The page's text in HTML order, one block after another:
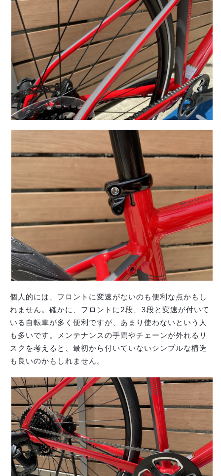
個人的には、フロントに変速がないのも便利な点かもし
れません。確かに、フロントに2段、3段と変速が付いて
いる自転車が多く便利ですが、あまり使わないという人
も多いです。メンテナンスの手間やチェーンが外れるリ
スクを考えると、最初から付いていないシンプルな構造
も良いのかもしれません。